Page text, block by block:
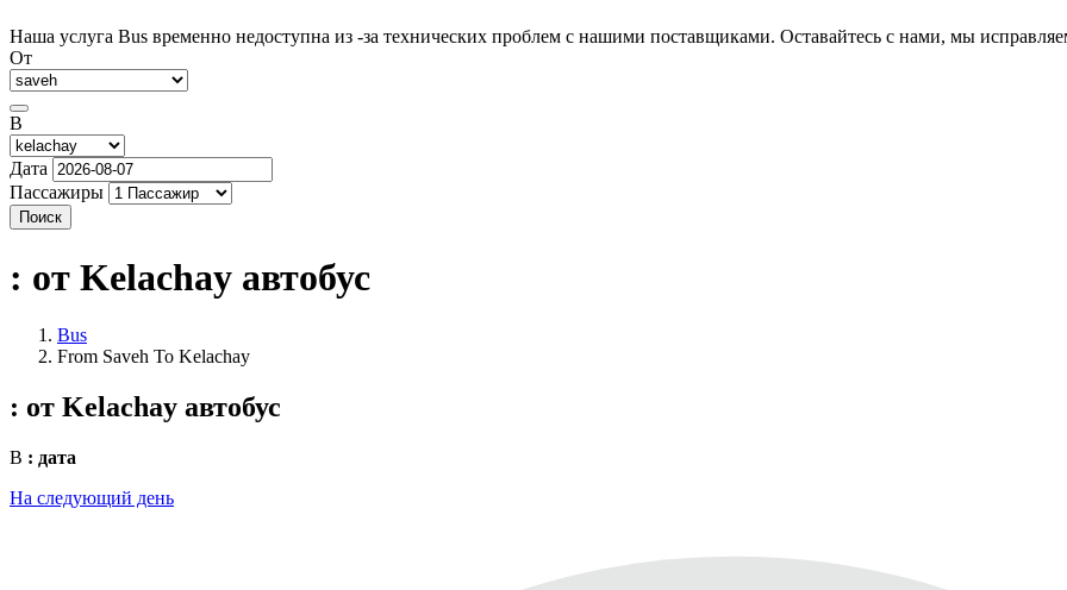
Наша услуга Bus временно недоступна из -за технических проблем с нашими поставщиками. Оставайтесь с нами, мы
От
В
Дата
Пассажиры
Поиск
: от Kelachay автобус
Bus
From Saveh To Kelachay
: от Kelachay автобус
В : дата
На следующий день